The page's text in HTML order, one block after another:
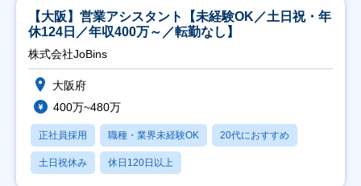
【大阪】営業アシスタント【未経験OK／土日祝・年
休124日／年収400万～／転勤なし】
株式会社JoBins
大阪府
400万~480万
正社員採用 職種・業界未経験OK 20代におすすめ
土日祝休み 休日120日以上